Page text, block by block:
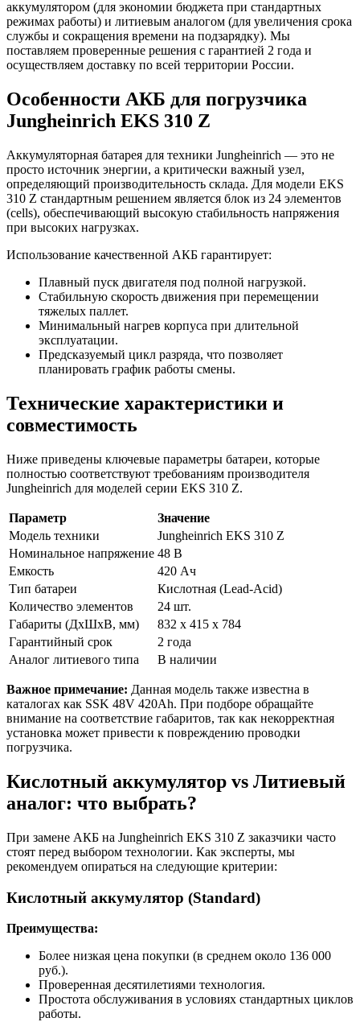
аккумулятором (для экономии бюджета при стандартных
режимах работы) и литиевым аналогом (для увеличения срока
службы и сокращения времени на подзарядку). Мы
поставляем проверенные решения с гарантией 2 года и
осуществляем доставку по всей территории России.
Особенности АКБ для погрузчика
Jungheinrich EKS 310 Z
Аккумуляторная батарея для техники Jungheinrich — это не
просто источник энергии, а критически важный узел,
определяющий производительность склада. Для модели EKS
310 Z стандартным решением является блок из 24 элементов
(cells), обеспечивающий высокую стабильность напряжения
при высоких нагрузках.
Использование качественной АКБ гарантирует:
Плавный пуск двигателя под полной нагрузкой.
Стабильную скорость движения при перемещении
тяжелых паллет.
Минимальный нагрев корпуса при длительной
эксплуатации.
Предсказуемый цикл разряда, что позволяет
планировать график работы смены.
Технические характеристики и
совместимость
Ниже приведены ключевые параметры батареи, которые
полностью соответствуют требованиям производителя
Jungheinrich для моделей серии EKS 310 Z.
Параметр
Значение
Модель техники
Jungheinrich EKS 310 Z
Номинальное напряжение 48 В
Емкость
420 Ач
Тип батареи
Кислотная (Lead-Acid)
Количество элементов
24 шт.
Габариты (ДхШхВ, мм)
832 x 415 x 784
Гарантийный срок
2 года
Аналог литиевого типа
В наличии
Важное примечание: Данная модель также известна в
каталогах как SSK 48V 420Ah. При подборе обращайте
внимание на соответствие габаритов, так как некорректная
установка может привести к повреждению проводки
погрузчика.
Кислотный аккумулятор vs Литиевый
аналог: что выбрать?
При замене АКБ на Jungheinrich EKS 310 Z заказчики часто
стоят перед выбором технологии. Как эксперты, мы
рекомендуем опираться на следующие критерии:
Кислотный аккумулятор (Standard)
Преимущества:
Более низкая цена покупки (в среднем около 136 000
руб.).
Проверенная десятилетиями технология.
Простота обслуживания в условиях стандартных циклов
работы.